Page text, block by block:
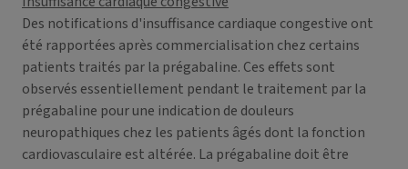
Des notifications d'insuffisance cardiaque congestive ont
été rapportées après commercialisation chez certains
patients traités par la prégabaline. Ces effets sont
observés essentiellement pendant le traitement par la
prégabaline pour une indication de douleurs
neuropathiques chez les patients âgés dont la fonction
cardiovasculaire est altérée. La prégabaline doit être